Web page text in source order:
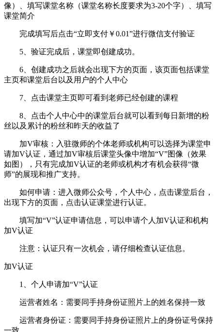
像）、填写课堂名称（课堂名称长度要求为3-20个字）、填写
课堂简介
完成填写后点击“立即支付￥0.01”进行微信支付验证
5、验证完成后，课堂即创建成功。
6、创建成功之后就会出现下方的页面，该页面包括课堂
主页和课堂后台以及用户的个人中心
7、点击课堂主页即可看到老师已经创建的课程
8、点击个人中心中的课堂后台就可以看到每日新增的粉
丝以及累计的粉丝和昨天的收益了
加V审核：入驻微师的个体老师或机构可以选择为课堂申
请加V认证，通过加V审核后课堂头像中增加“V”图像（效果
如图），只有完成加V认证的老师或机构才有机会获得“微
师”的展现和推广支持。
如何申请：进入微师公众号，个人中心，点击课堂后台，
出现下方的页面，点击认证课堂进行认证。
填写加“V”认证申请信息，可以申请个人加V认证和机构
加V认证
注意：认证只有一次机会，请仔细检查认证信息。
加V认证
1、个人申请加“V”认证
运营者姓名：需要同手持身份证照片上的姓名保持一致
运营者身份证：需要同手持身份证照片上的身份证号保持
一致